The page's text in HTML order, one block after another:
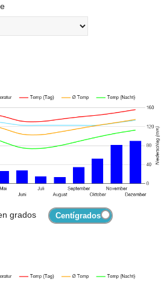
grados